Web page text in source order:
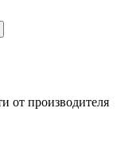
от производителя